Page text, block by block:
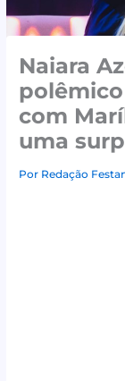
Naiara
com
uma
Por Redação